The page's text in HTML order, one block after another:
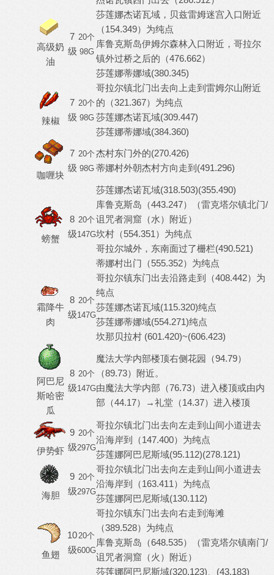
高级奶
油
7
级
20个
98G
莎莲娜杰诺瓦域，贝兹雷姆迷宫入口附近
（154.349）为纯点
库鲁克斯岛伊姆尔森林入口附近，哥拉尔
镇外过桥之后的（476.662）
莎莲娜蒂娜域(380.345)
辣椒
7
级
20个
98G
哥拉尔镇北门出去向上走到雷姆尔山附近
的（321.367）为纯点
莎莲娜杰诺瓦域(309.447)
莎莲娜蒂娜域(384.360)
咖喱块
7
级
20个
98G
杰村东门外的(270.426)
蒂娜村外朝杰村方向走到(491.296)
螃蟹
8
级
20个
147G
莎莲娜杰诺瓦域(318.503)(355.490)
库鲁克斯岛（443.247）（雷克塔尔镇北门/
诅咒者洞窟（水）附近）
坎村（554.351）为纯点
哥拉尔城外，东南面过了栅栏(490.521)
蒂娜村出门（555.352）为纯点
霜降牛
肉
8
级
20个
147G
哥拉尔镇东门出去沿路走到（408.442）为
纯点
莎莲娜杰诺瓦域(115.320)纯点
莎莲娜蒂娜域(554.271)纯点
坎那贝拉村 (601.420)~(606.423)
阿巴尼
斯哈密
瓜
8
级
20个
147G
魔法大学内部楼顶右侧花园（94.79）
（89.73）附近。
由魔法大学内部（76.73）进入楼顶或由内
部（44.17）→礼堂（14.37）进入楼顶
伊势虾
9
级
20个
297G
哥拉尔镇北门出去向左走到山间小道进去
沿海岸到（147.400）为纯点
莎莲娜阿巴尼斯域(95.112)(278.121)
海胆
9
级
20个
297G
哥拉尔镇北门出去向左走到山间小道进去
沿海岸到（163.411）为纯点
莎莲娜阿巴尼斯域(130.112)
鱼翅
10
级
20个
600G
哥拉尔镇东门出去向右走到海滩
（389.528）为纯点
库鲁克斯岛（648.535）（雷克塔尔镇南门/
诅咒者洞窟（火）附近）
莎莲娜阿巴尼斯域(320.123)、(43.183)